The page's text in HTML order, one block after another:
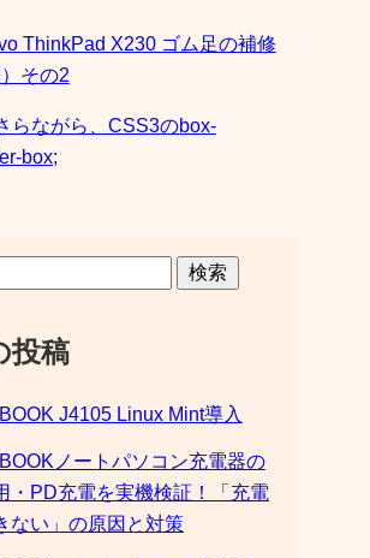
ThinkPad X230 ゴム足の補修
）その2
らながら、CSS3のbox-
box;
検索
投稿
J4105 Linux Mint導入
ノートパソコン充電器の
・PD充電を実機検証！「充電
ない」の原因と対策